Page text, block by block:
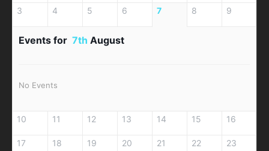
3 4 5 6 7 8 9
Events for 7th August
No Events
10 11 12 13 14 15 16
17 18 19 20 21 22 23